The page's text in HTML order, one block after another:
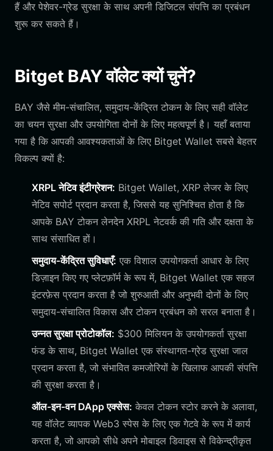
हैं और पेशेवर-ग्रेड सुरक्षा के साथ अपनी डिजिटल संपत्ति का प्रबंधन
शुरू कर सकते हैं।
Bitget BAY वॉलेट क्यों चुनें?
BAY जैसे मीम-संचालित, समुदाय-केंद्रित टोकन के लिए सही वॉलेट
का चयन सुरक्षा और उपयोगिता दोनों के लिए महत्वपूर्ण है। यहाँ बताया
गया है कि आपकी आवश्यकताओं के लिए Bitget Wallet सबसे बेहतर
विकल्प क्यों है:
XRPL नेटिव इंटीग्रेशन: Bitget Wallet, XRP लेजर के लिए
नेटिव सपोर्ट प्रदान करता है, जिससे यह सुनिश्चित होता है कि
आपके BAY टोकन लेनदेन XRPL नेटवर्क की गति और दक्षता के
साथ संसाधित हों।
समुदाय-केंद्रित सुविधाएँ: एक विशाल उपयोगकर्ता आधार के लिए
डिज़ाइन किए गए प्लेटफ़ॉर्म के रूप में, Bitget Wallet एक सहज
इंटरफ़ेस प्रदान करता है जो शुरुआती और अनुभवी दोनों के लिए
समुदाय-संचालित विकास और टोकन प्रबंधन को सरल बनाता है।
उन्नत सुरक्षा प्रोटोकॉल: $300 मिलियन के उपयोगकर्ता सुरक्षा
फंड के साथ, Bitget Wallet एक संस्थागत-ग्रेड सुरक्षा जाल
प्रदान करता है, जो संभावित कमजोरियों के खिलाफ आपकी संपत्ति
की सुरक्षा करता है।
ऑल-इन-वन DApp एक्सेस: केवल टोकन स्टोर करने के अलावा,
यह वॉलेट व्यापक Web3 स्पेस के लिए एक गेटवे के रूप में कार्य
करता है, जो आपको सीधे अपने मोबाइल डिवाइस से विकेन्द्रीकृत